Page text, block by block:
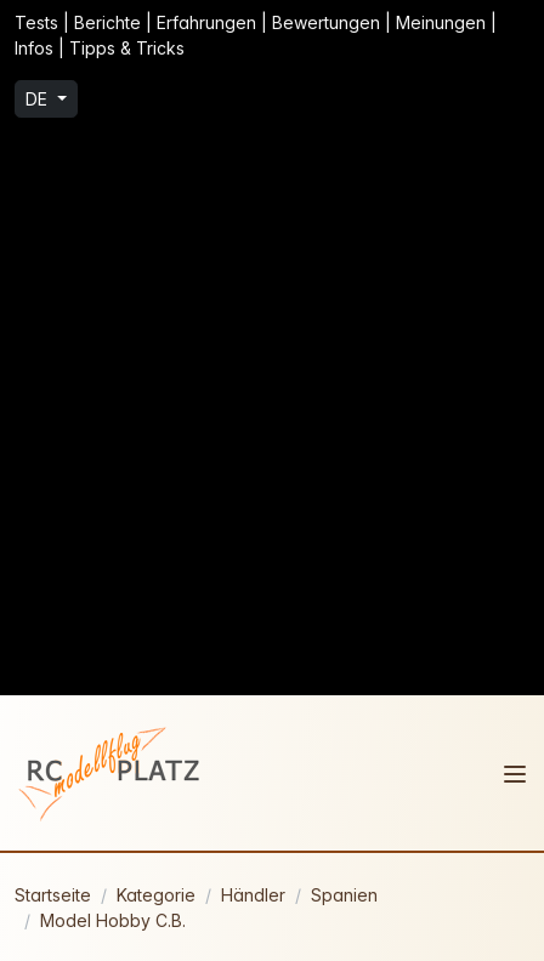
Tests | Berichte | Erfahrungen | Bewertungen | Meinungen |
Infos | Tipps & Tricks
DE
Startseite Kategorie Händler
Spanien
Model Hobby C.B.